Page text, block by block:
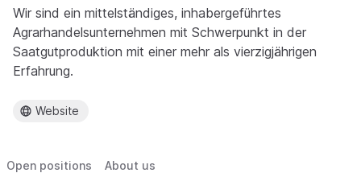
Wir sind ein mittelständiges, inhabergeführtes
Agrarhandelsunternehmen mit Schwerpunkt in der
Saatgutproduktion mit einer mehr als vierzigjährigen
Erfahrung.
Website
Open positions About us